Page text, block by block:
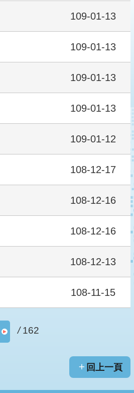
109-01-13
109-01-13
109-01-13
109-01-13
109-01-12
108-12-17
108-12-16
108-12-16
108-12-13
108-11-15
/ 162
回上一頁